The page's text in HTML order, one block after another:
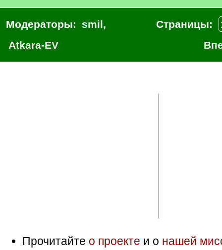
Модераторы: smil,
Atkara-EV
Страницы:
Прочитайте о проекте и о нашей